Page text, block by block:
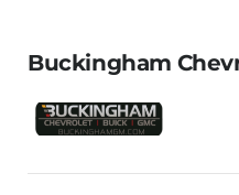
Buckingham